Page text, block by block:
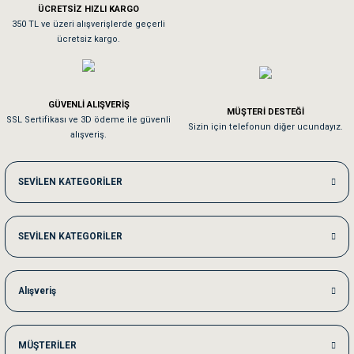
Sa**** On******
Kedilerim beğeniyorlar. Memnunuz. Uygun fiyatta olması iyi.
Me***** Ya******
Akşam verdiğim sipariş bir sonraki gün elime ulaştı. Jack russell köpeğim
Ka***** Ar******
Ufak bir sorun harici sorun olmadı sağolsunlar onuda hemen çözdüler
ÜCRETSİZ HIZLI KARGO
350 TL ve üzeri alışverişlerde geçerli
ücretsiz kargo.
GÜVENLİ ALIŞVERİŞ
SSL Sertifikası ve 3D ödeme ile güvenli
alışveriş.
MÜŞTERİ DESTEĞİ
Sizin için telefonun diğer ucundayız.
SEVİLEN KATEGORİLER
SEVİLEN KATEGORİLER
Alışveriş
MÜŞTERİLER